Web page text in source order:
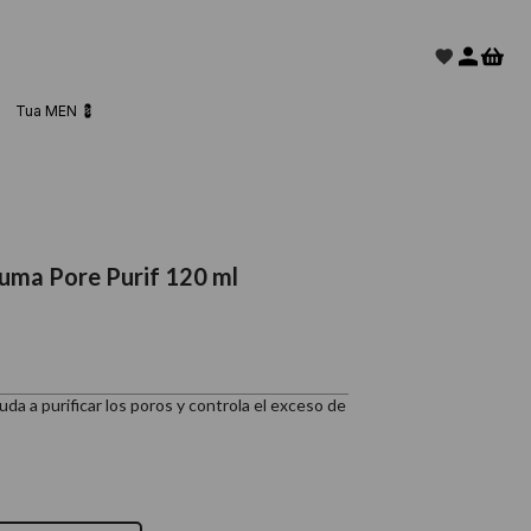
Tua MEN 💈
Pore Purif 120 ml
a purificar los poros y controla el exceso de